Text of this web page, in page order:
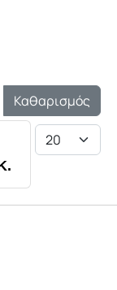
Καθαρισμός
Εμφάνιση #